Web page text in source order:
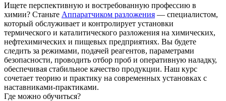
Ищете перспективную и востребованную профессию в
химии? Станьте Аппаратчиком разложения — специалистом,
который обслуживает и контролирует установки
термического и каталитического разложения на химических,
нефтехимических и пищевых предприятиях. Вы будете
следить за режимами, подачей реагентов, параметрами
безопасности, проводить отбор проб и оперативную наладку,
обеспечивая стабильное качество продукции. Наш курс
сочетает теорию и практику на современных установках с
наставниками‑практиками.
Где можно обучиться?